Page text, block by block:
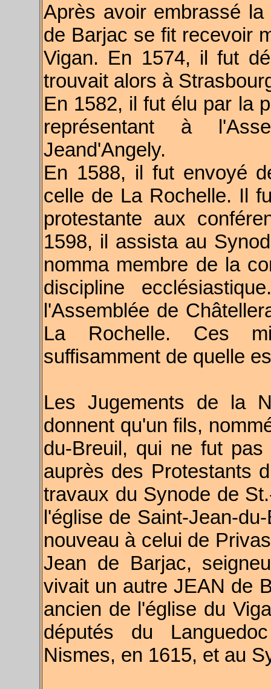
Après avoir embrassé
de Barjac se fit recevoir
Vigan. En 1574, il fut
trouvait alors à
En 1582, il fut élu par la
représentant à
Jeand'Angely.
En 1588, il fut envoyé
celle de La Rochelle. Il
protestante aux
1598, il assista au
nomma membre de la
discipline
l'Assemblée de
La Rochelle. Ces
suffisamment de quelle
Les Jugements de la
donnent qu'un fils,
du-Breuil, qui ne fut
auprès des Protestants
travaux du Synode de
l'église de Saint-Jean-
nouveau à celui de
Jean de Barjac,
vivait un autre JEAN de
ancien de l'église du
députés du
Nismes, en 1615, et au